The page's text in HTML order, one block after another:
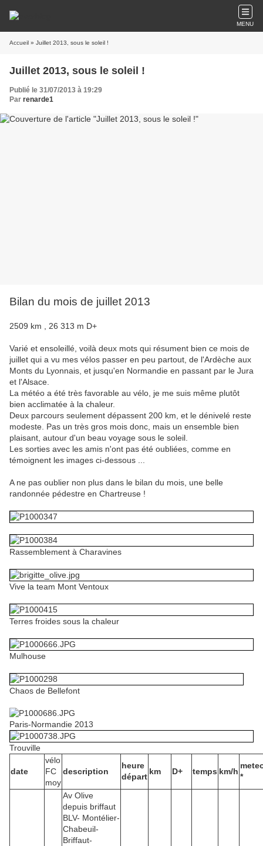
MENU
Accueil » Juillet 2013, sous le soleil !
Juillet 2013, sous le soleil !
Publié le 31/07/2013 à 19:29
Par renarde1
Bilan du mois de juillet 2013
2509 km , 26 313 m D+
Varié et ensoleillé, voilà deux mots qui résument bien ce mois de
juillet qui a vu mes vélos passer en peu partout, de l'Ardèche aux
Monts du Lyonnais, et jusqu'en Normandie en passant par le Jura
et l'Alsace.
La météo a été très favorable au vélo, je me suis même plutôt
bien acclimatée à la chaleur.
Deux parcours seulement dépassent 200 km, et le dénivelé reste
modeste. Pas un très gros mois donc, mais un ensemble bien
plaisant, autour d'un beau voyage sous le soleil.
Les sorties avec les amis n'ont pas été oubliées, comme en
témoignent les images ci-dessous ...
A ne pas oublier non plus dans le bilan du mois, une belle
randonnée pédestre en Chartreuse !
Rassemblement à Charavines
Vive la team Mont Ventoux
Terres froides sous la chaleur
Mulhouse
Chaos de Bellefont
Paris-Normandie 2013
Trouville
date
vélo
FC
moy
description
heure
départ
km D+ temps km/h
*
Av Olive
depuis briffaut
BLV- Montélier-
Chabeuil-
Briffaut-